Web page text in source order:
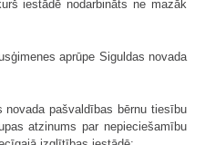
iestādē nodarbināts ne mazāk
aprūpe Siguldas novada
novada pašvaldības bērnu tiesību
atzinums par nepieciešamību